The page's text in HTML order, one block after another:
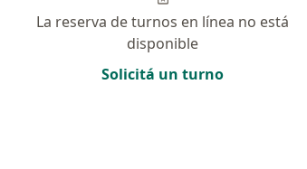
La reserva de turnos en línea no está
disponible
Solicitá un turno